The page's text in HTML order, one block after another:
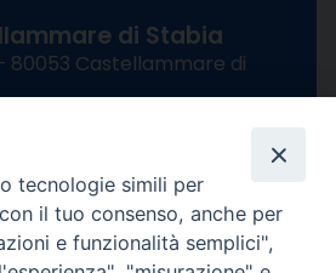
di Stabia
80053 Castellammare di
Uffici:
ore 09:00 – 13:00
09:30 – 12:30
tecnologie simili per
il tuo consenso, anche per
e funzionalità semplici",